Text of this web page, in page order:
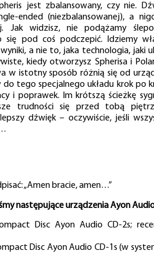
jest zbalansowany, czy nie.
ended (niezbalansowanej), a
Jak widzisz, nie podążamy
się pod coś podczepić. Idziemy
a nie to, jaka technologia, jaki
kiedy otworzysz Spherisa i
w istotny sposób różnią się od
do tego specjalnego układu krok po
i poprawek. Im krótszą ścieżkę
trudności się przed tobą
dźwięk – oczywiście, jeśli
„Amen bracie, amen…”
następujące urządzenia Ayon
Disc Ayon Audio CD-2s;
Disc Ayon Audio CD-1s (w